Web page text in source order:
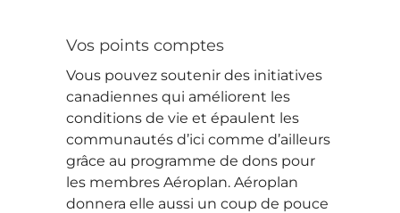
Vos points comptes
Vous pouvez soutenir des initiatives
canadiennes qui améliorent les
conditions de vie et épaulent les
communautés d’ici comme d’ailleurs
grâce au programme de dons pour
les membres Aéroplan. Aéroplan
donnera elle aussi un coup de pouce